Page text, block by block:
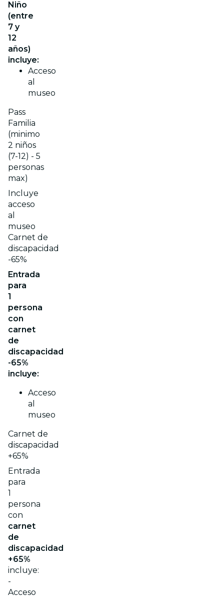
Niño
(entre
7 y
12
años)
incluye:
Acceso
al
museo
Pass
Familia
(minimo
2 niños
(7-12) - 5
personas
max)
Incluye
acceso
al
museo
Carnet de
discapacidad
-65%
Entrada
para
1
persona
con
carnet
de
discapacidad
-65%
incluye:
Acceso
al
museo
Carnet de
discapacidad
+65%
Entrada
para
1
persona
con
carnet
de
discapacidad
+65%
incluye:
-
Acceso